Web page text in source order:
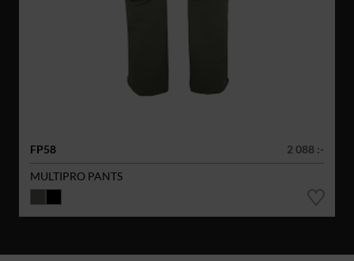
FP58
2 088 :-
MULTIPRO PANTS